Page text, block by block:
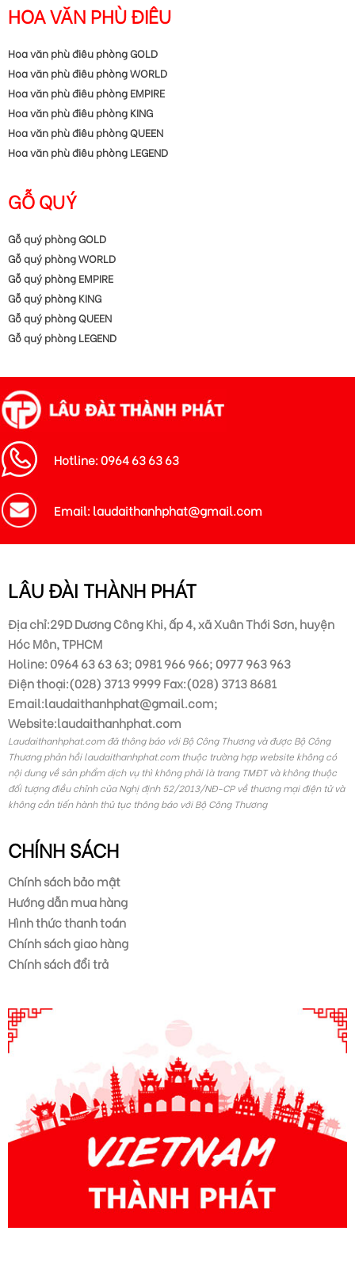
HOA VĂN PHÙ ĐIÊU
Hoa văn phù điêu phòng GOLD
Hoa văn phù điêu phòng WORLD
Hoa văn phù điêu phòng EMPIRE
Hoa văn phù điêu phòng KING
Hoa văn phù điêu phòng QUEEN
Hoa văn phù điêu phòng LEGEND
GỖ QUÝ
Gỗ quý phòng GOLD
Gỗ quý phòng WORLD
Gỗ quý phòng EMPIRE
Gỗ quý phòng KING
Gỗ quý phòng QUEEN
Gỗ quý phòng LEGEND
Hotline: 0964 63 63 63
Email: laudaithanhphat@gmail.com
LÂU ĐÀI THÀNH PHÁT
Địa chỉ:29D Dương Công Khi, ấp 4, xã Xuân Thới Sơn, huyện
Hóc Môn, TPHCM
Holine: 0964 63 63 63; 0981 966 966; 0977 963 963
Điện thoại:(028) 3713 9999 Fax:(028) 3713 8681
Email:laudaithanhphat@gmail.com;
Website:laudaithanhphat.com
Laudaithanhphat.com đã thông báo với Bộ Công Thương và được Bộ Công
Thương phản hồi laudaithanhphat.com thuộc trường hợp website không có
nội dung về sản phẩm dịch vụ thì không phải là trang TMĐT và không thuộc
đối tượng điều chỉnh của Nghị định 52/2013/NĐ-CP về thương mại điện tử và
không cần tiến hành thủ tục thông báo với Bộ Công Thương
CHÍNH SÁCH
Chính sách bảo mật
Hướng dẫn mua hàng
Hình thức thanh toán
Chính sách giao hàng
Chính sách đổi trả